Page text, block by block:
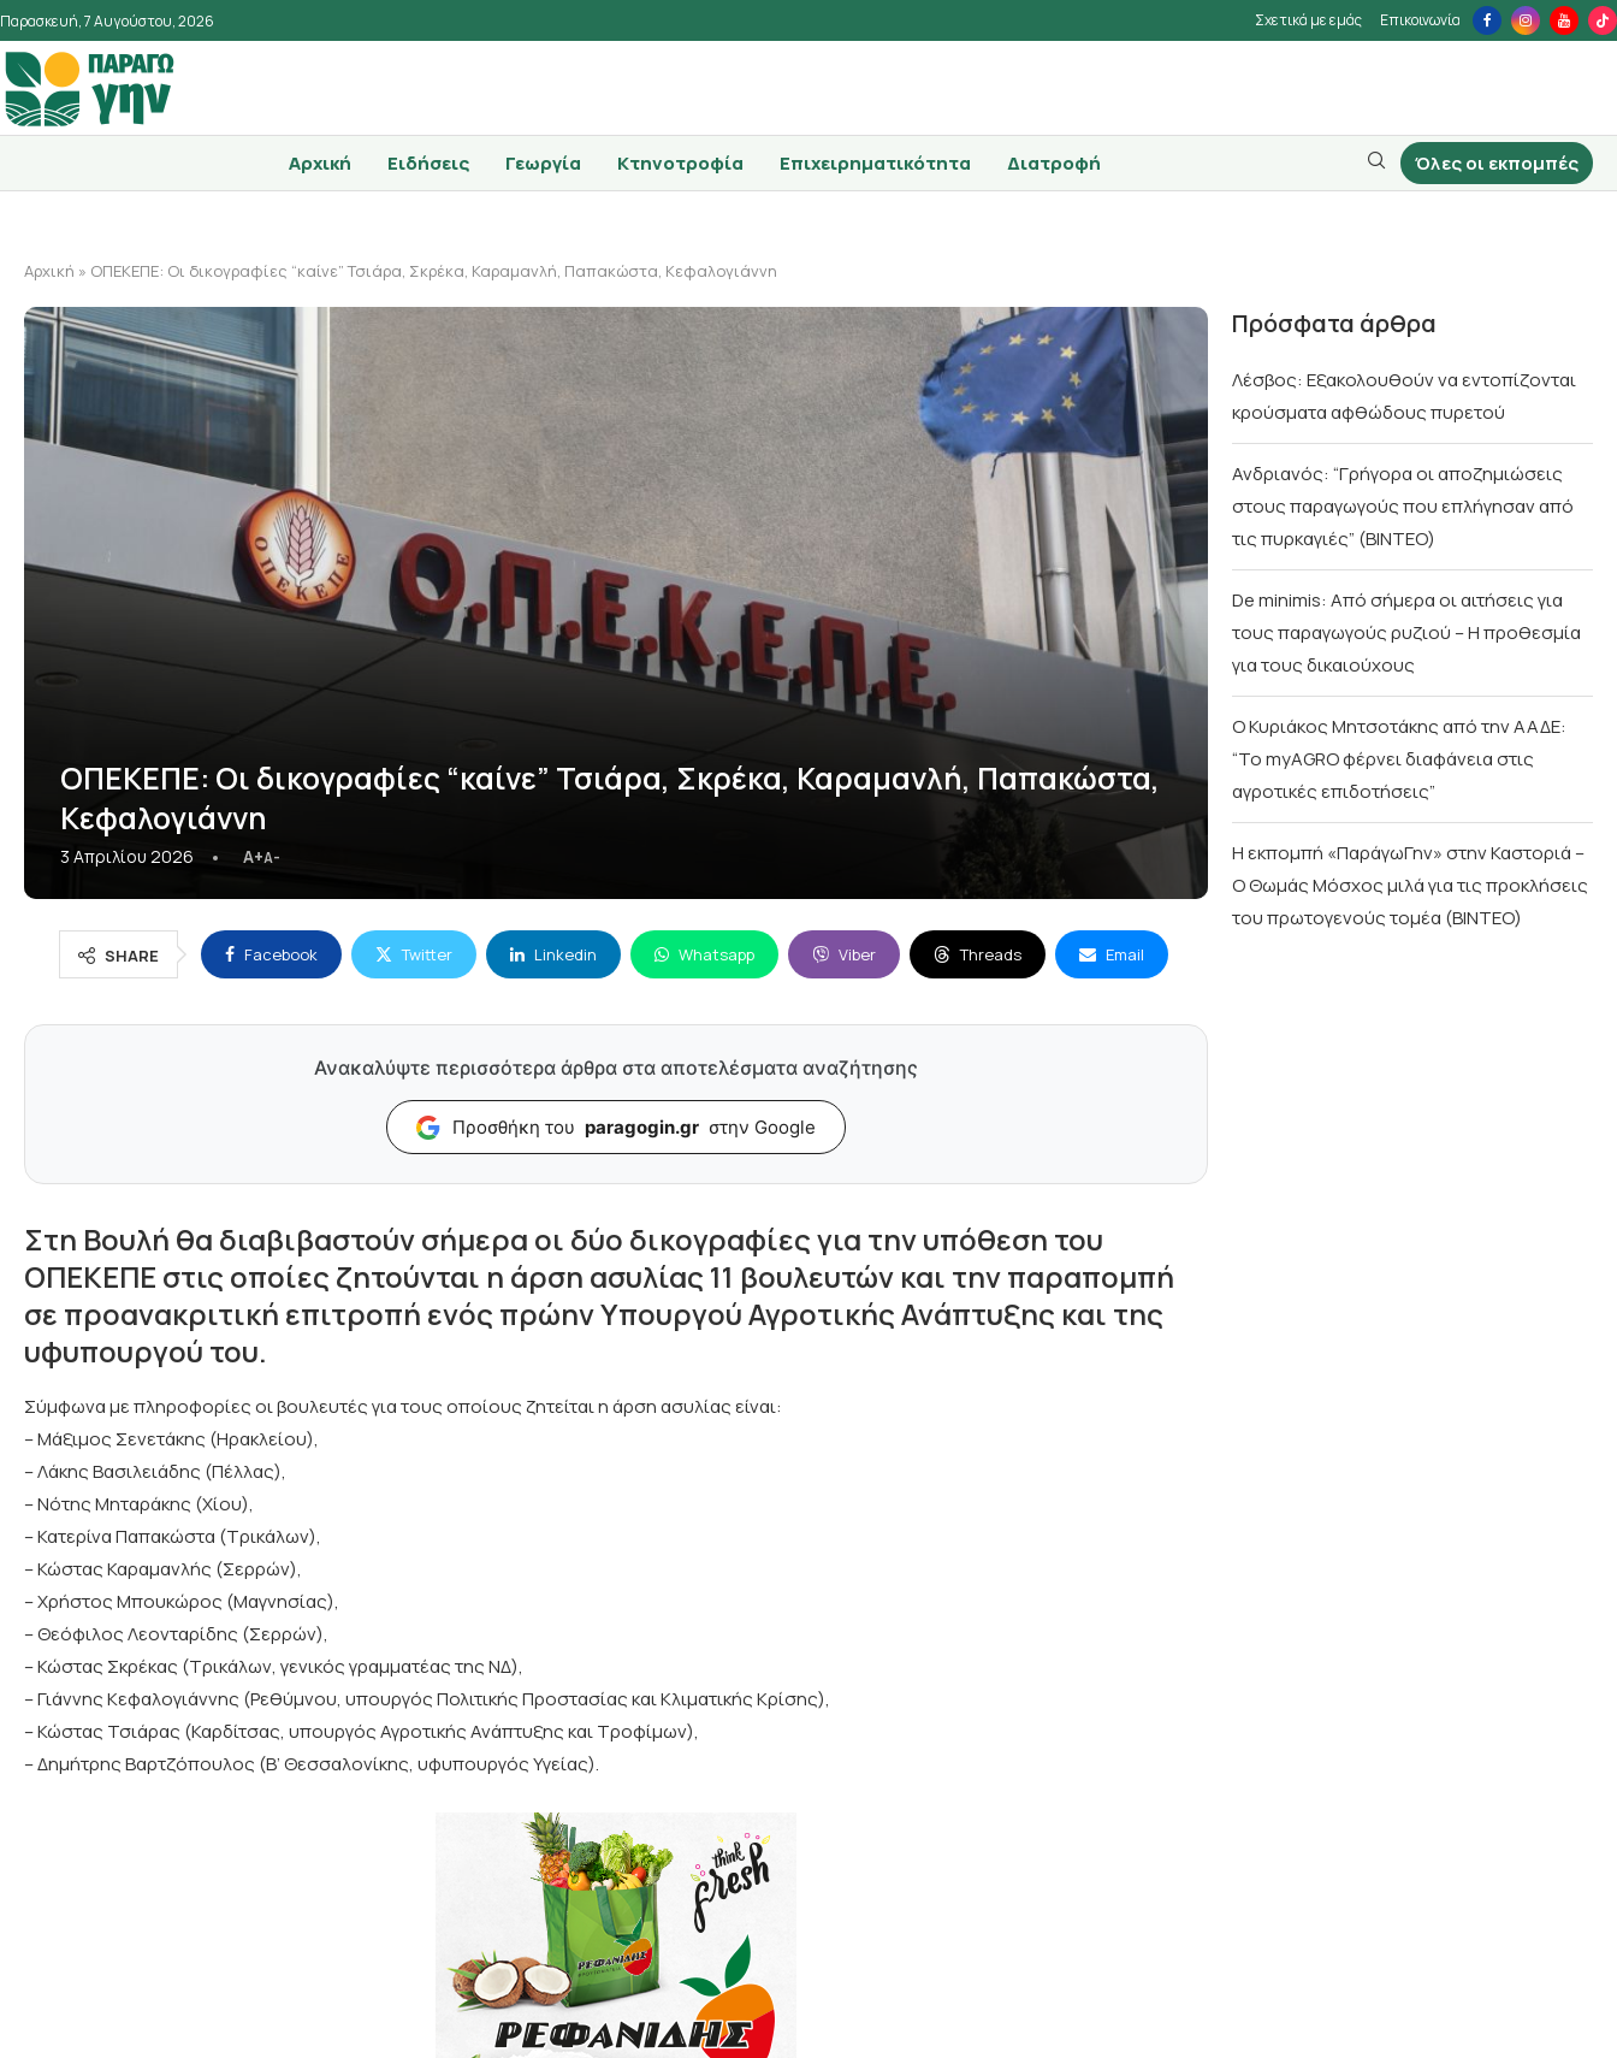
Παρασκευή, 7 Αυγούστου, 2026 Σχετικά με εμάς Επικοινωνία
Αρχική Ειδήσεις Γεωργία Κτηνοτροφία Επιχειρηματικότητα Διατροφή Όλες οι εκπομπές
Αρχική » ΟΠΕΚΕΠΕ: Οι δικογραφίες “καίνε” Τσιάρα, Σκρέκα, Καραμανλή, Παπακώστα, Κεφαλογιάννη
ΟΠΕΚΕΠΕ: Οι δικογραφίες “καίνε” Τσιάρα, Σκρέκα, Καραμανλή, Παπακώστα,
Κεφαλογιάννη
3 Απριλίου 2026 A+A-
SHARE Facebook Twitter Linkedin Whatsapp Viber Threads Email
Ανακαλύψτε περισσότερα άρθρα στα αποτελέσματα αναζήτησης
Προσθήκη του paragogin.gr στην Google
Στη Βουλή θα διαβιβαστούν σήμερα οι δύο δικογραφίες για την υπόθεση του
ΟΠΕΚΕΠΕ στις οποίες ζητούνται η άρση ασυλίας 11 βουλευτών και την παραπομπή
σε προανακριτική επιτροπή ενός πρώην Υπουργού Αγροτικής Ανάπτυξης και της
υφυπουργού του.
Σύμφωνα με πληροφορίες οι βουλευτές για τους οποίους ζητείται η άρση ασυλίας είναι:
– Μάξιμος Σενετάκης (Ηρακλείου),
– Λάκης Βασιλειάδης (Πέλλας),
– Νότης Μηταράκης (Χίου),
– Κατερίνα Παπακώστα (Τρικάλων),
– Κώστας Καραμανλής (Σερρών),
– Χρήστος Μπουκώρος (Μαγνησίας),
– Θεόφιλος Λεονταρίδης (Σερρών),
– Κώστας Σκρέκας (Τρικάλων, γενικός γραμματέας της ΝΔ),
– Γιάννης Κεφαλογιάννης (Ρεθύμνου, υπουργός Πολιτικής Προστασίας και Κλιματικής Κρίσης),
– Κώστας Τσιάρας (Καρδίτσας, υπουργός Αγροτικής Ανάπτυξης και Τροφίμων),
– Δημήτρης Βαρτζόπουλος (Β’ Θεσσαλονίκης, υφυπουργός Υγείας).
Πρόσφατα άρθρα
Λέσβος: Εξακολουθούν να εντοπίζονται
κρούσματα αφθώδους πυρετού
Ανδριανός: “Γρήγορα οι αποζημιώσεις
στους παραγωγούς που επλήγησαν από
τις πυρκαγιές” (BINTEO)
De minimis: Από σήμερα οι αιτήσεις για
τους παραγωγούς ρυζιού – Η προθεσμία
για τους δικαιούχους
Ο Κυριάκος Μητσοτάκης από την ΑΑΔΕ:
“Το myAGRO φέρνει διαφάνεια στις
αγροτικές επιδοτήσεις”
Η εκπομπή «ΠαράγωΓην» στην Καστοριά –
Ο Θωμάς Μόσχος μιλά για τις προκλήσεις
του πρωτογενούς τομέα (ΒΙΝΤΕΟ)